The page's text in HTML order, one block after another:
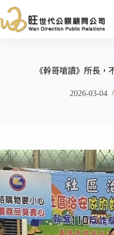
至
主
《幹哥嗆讀》所長，
2026-03-04